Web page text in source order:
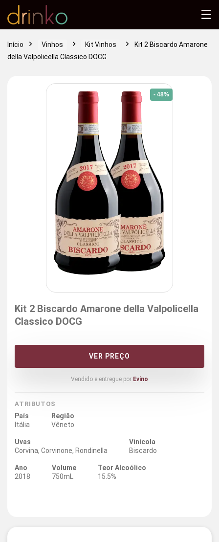
Início Vinhos Kit Vinhos
Kit 2 Biscardo Amarone
della Valpolicella Classico DOCG
- 48%
Kit 2 Biscardo Amarone della Valpolicella
Classico DOCG
VER PREÇO
Vendido e entregue por Evino
ATRIBUTOS
País
Itália
Região
Vêneto
Uvas
Corvina, Corvinone, Rondinella
Vinícola
Biscardo
Ano
2018
Volume
750mL
Teor Alcoólico
15.5%
☰